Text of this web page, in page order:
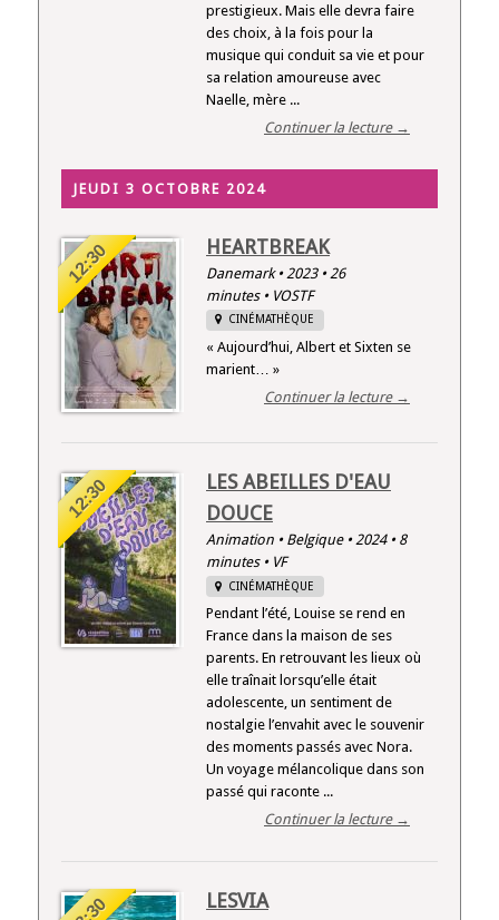
prestigieux. Mais elle devra faire
des choix, à la fois pour la
musique qui conduit sa vie et pour
sa relation amoureuse avec
Naelle, mère ...
Continuer la lecture →
JEUDI 3 OCTOBRE 2024
12:30 HEARTBREAK
Danemark • 2023 • 26
minutes • VOSTF
CINÉMATHÈQUE
« Aujourd’hui, Albert et Sixten se
marient… »
Continuer la lecture →
12:30
LES ABEILLES D'EAU
DOUCE
Animation • Belgique • 2024 • 8
minutes • VF
CINÉMATHÈQUE
Pendant l’été, Louise se rend en
France dans la maison de ses
parents. En retrouvant les lieux où
elle traînait lorsqu’elle était
adolescente, un sentiment de
nostalgie l’envahit avec le souvenir
des moments passés avec Nora.
Un voyage mélancolique dans son
passé qui raconte ...
Continuer la lecture →
LESVIA